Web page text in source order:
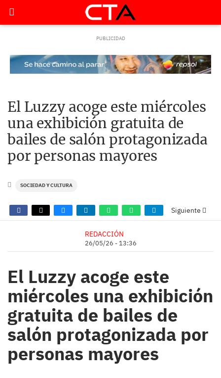
El Luzzy acoge este miércoles
una exhibición gratuita de
bailes de salón protagonizada
por personas mayores
SOCIEDAD Y CULTURA
Siguiente
REDACCIÓN
26/05/26 - 13:36
El Luzzy acoge este
miércoles una exhibición
gratuita de bailes de
salón protagonizada por
personas mayores